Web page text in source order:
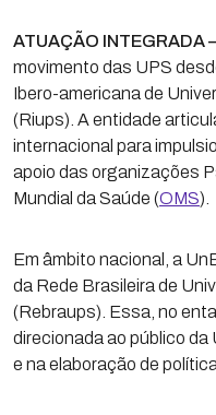
ATUAÇÃO INTEGRADA –
movimento das UPS
Ibero-americana de
(Riups). A entidade
internacional para
apoio das organizações
Mundial da Saúde (OMS).
Em âmbito nacional, a
da Rede Brasileira de
(Rebraups). Essa, no
direcionada ao público
e na elaboração de